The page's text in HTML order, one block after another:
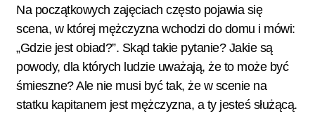
Na początkowych zajęciach często pojawia się
scena, w której mężczyzna wchodzi do domu i mówi:
„Gdzie jest obiad?”. Skąd takie pytanie? Jakie są
powody, dla których ludzie uważają, że to może być
śmieszne? Ale nie musi być tak, że w scenie na
statku kapitanem jest mężczyzna, a ty jesteś służącą.